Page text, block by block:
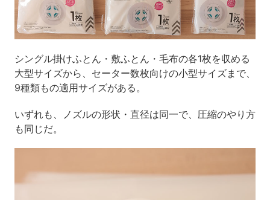
シングル掛けふとん・敷ふとん・毛布の各1枚を収める
大型サイズから、セーター数枚向けの小型サイズまで、
9種類もの適用サイズがある。
いずれも、ノズルの形状・直径は同一で、圧縮のやり方
も同じだ。